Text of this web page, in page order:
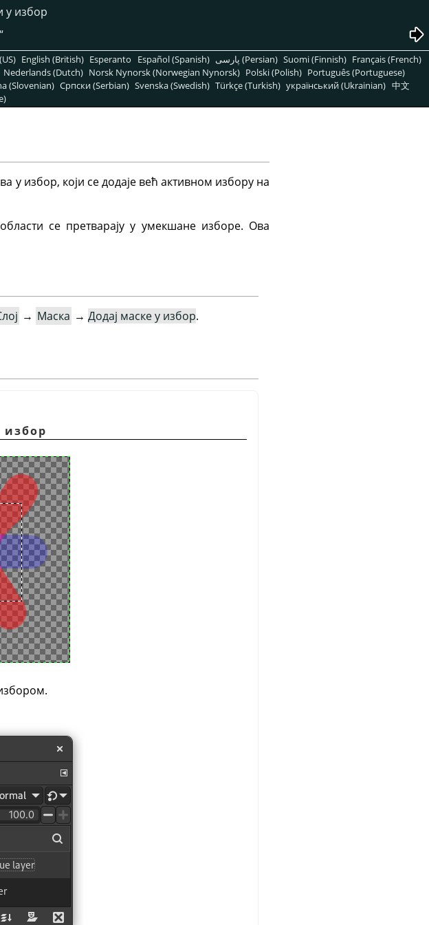
у избор
English (British) Esperanto Español (Spanish) پارسی (Persian) Suomi (Finnish) Français (French)
Nederlands (Dutch) Norsk Nynorsk (Norwegian Nynorsk) Polski (Polish) Português (Portuguese)
(Slovenian) Српски (Serbian) Svenska (Swedish) Türkçe (Turkish) український (Ukrainian) 中文
у избор, који се додаје већ активном избору на
се претварају у умекшане изборе. Ова
→ Маска → Додај маске у избор.
избор